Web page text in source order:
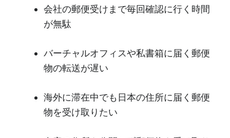
会社の郵便受けまで毎回確認に行く時間
が無駄
バーチャルオフィスや私書箱に届く郵便
物の転送が遅い
海外に滞在中でも日本の住所に届く郵便
物を受け取りたい